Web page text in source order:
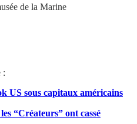
de la Marine
:
US sous capitaux américains
“Créateurs” ont cassé